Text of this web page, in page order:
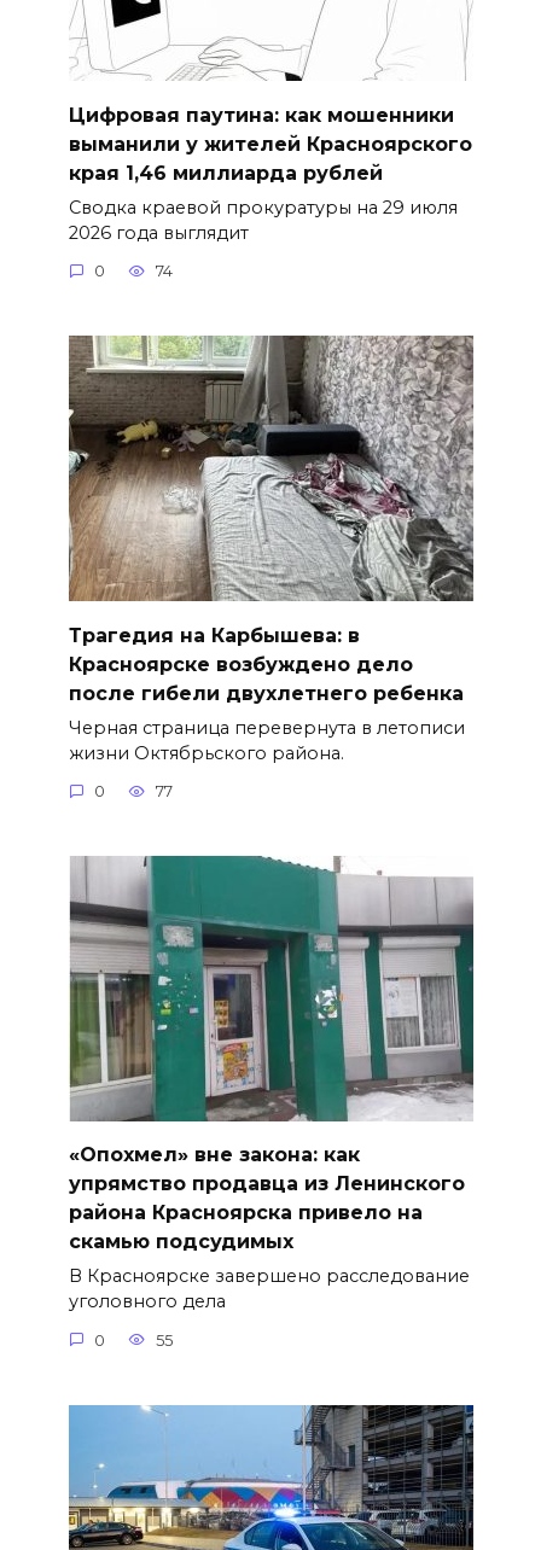
Цифровая паутина: как мошенники
выманили у жителей Красноярского
края 1,46 миллиарда рублей
Сводка краевой прокуратуры на 29 июля
2026 года выглядит
0 74
Трагедия на Карбышева: в
Красноярске возбуждено дело
после гибели двухлетнего ребенка
Черная страница перевернута в летописи
жизни Октябрьского района.
0 77
«Опохмел» вне закона: как
упрямство продавца из Ленинского
района Красноярска привело на
скамью подсудимых
В Красноярске завершено расследование
уголовного дела
0 55